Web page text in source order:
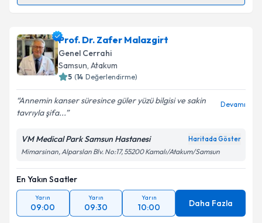
takvim hazırlandığında e-posta ile bilgilendireceğiz.
E-posta Adresiniz
kapsamda işlenmesini kabul ediyorum.
Prof. Dr. Zafer Malazgirt
Genel Cerrahi
Samsun, Atakum
5 (14 Değerlendirme)
Annemin kanser süresince güler yüzü bilgisi ve sakin
tavrıyla şifa...
Devamı
VM Medical Park Samsun Hastanesi Haritada Göster
Mimarsinan, Alparslan Blv. No:17, 55200 Kamalı/Atakum/Samsun
En Yakın Saatler
Yarın
09:00
Yarın
09:30
Yarın
10:00 Daha Fazla